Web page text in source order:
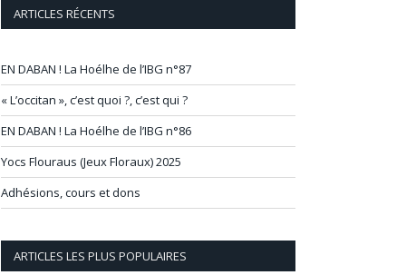
ARTICLES RÉCENTS
EN DABAN ! La Hoélhe de l’IBG n°87
« L’occitan », c’est quoi ?, c’est qui ?
EN DABAN ! La Hoélhe de l’IBG n°86
Yocs Flouraus (Jeux Floraux) 2025
Adhésions, cours et dons
ARTICLES LES PLUS POPULAIRES